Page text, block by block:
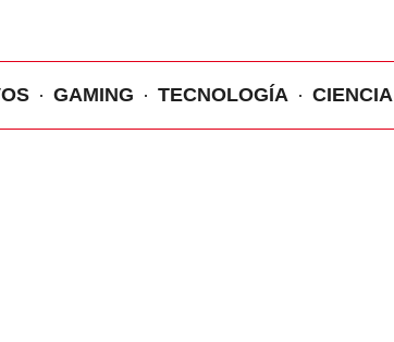
GAMING TECNOLOGÍA CIENCIA